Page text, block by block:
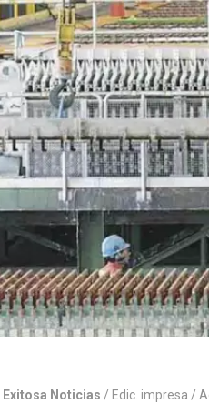
Exitosa Noticias / Edic. impresa /